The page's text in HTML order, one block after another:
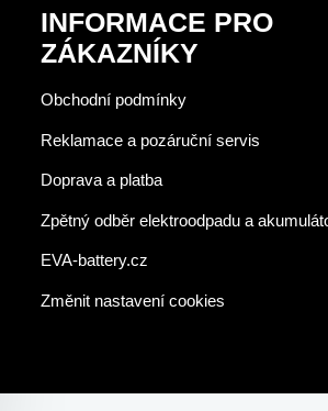
INFORMACE PRO
ZÁKAZNÍKY
Obchodní podmínky
Reklamace a pozáruční servis
Doprava a platba
Zpětný odběr elektroodpadu a
EVA-battery.cz
Změnit nastavení cookies